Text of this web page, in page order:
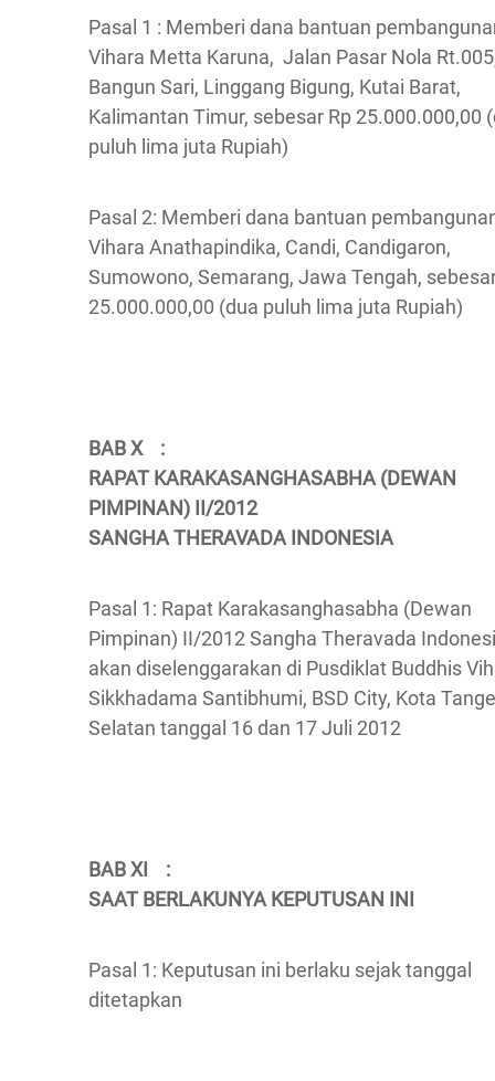
Pasal 1 : Memberi dana bantuan
Vihara Metta Karuna, Jalan Pasar Nola
Bangun Sari, Linggang Bigung, Kutai Barat,
Kalimantan Timur, sebesar Rp 25.000.000,00
puluh lima juta Rupiah)
Pasal 2: Memberi dana bantuan
Vihara Anathapindika, Candi, Candigaron,
Sumowono, Semarang, Jawa Tengah,
25.000.000,00 (dua puluh lima juta Rupiah)
BAB X :
RAPAT KARAKASANGHASABHA (DEWAN
PIMPINAN) II/2012
SANGHA THERAVADA INDONESIA
Pasal 1: Rapat Karakasanghasabha (Dewan
Pimpinan) II/2012 Sangha Theravada
akan diselenggarakan di Pusdiklat Buddhis
Sikkhadama Santibhumi, BSD City, Kota
Selatan tanggal 16 dan 17 Juli 2012
BAB XI :
SAAT BERLAKUNYA KEPUTUSAN INI
Pasal 1: Keputusan ini berlaku sejak tanggal
ditetapkan